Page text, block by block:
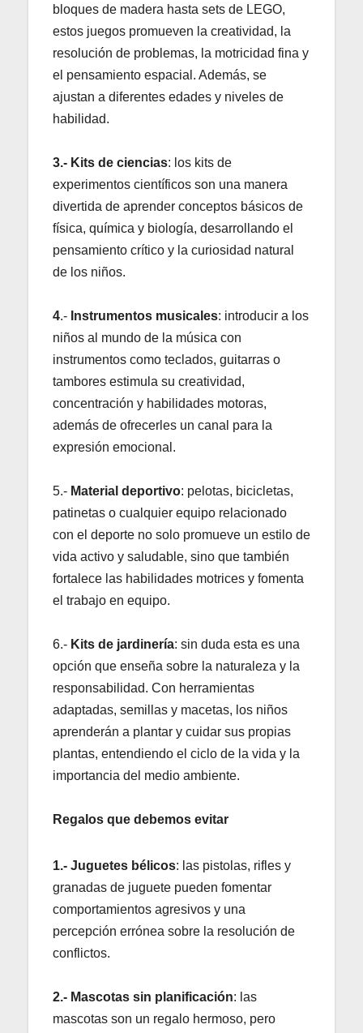
bloques de madera hasta sets de LEGO,
estos juegos promueven la creatividad, la
resolución de problemas, la motricidad fina y
el pensamiento espacial. Además, se
ajustan a diferentes edades y niveles de
habilidad.
3.- Kits de ciencias: los kits de
experimentos científicos son una manera
divertida de aprender conceptos básicos de
física, química y biología, desarrollando el
pensamiento crítico y la curiosidad natural
de los niños.
4.- Instrumentos musicales: introducir a los
niños al mundo de la música con
instrumentos como teclados, guitarras o
tambores estimula su creatividad,
concentración y habilidades motoras,
además de ofrecerles un canal para la
expresión emocional.
5.- Material deportivo: pelotas, bicicletas,
patinetas o cualquier equipo relacionado
con el deporte no solo promueve un estilo de
vida activo y saludable, sino que también
fortalece las habilidades motrices y fomenta
el trabajo en equipo.
6.- Kits de jardinería: sin duda esta es una
opción que enseña sobre la naturaleza y la
responsabilidad. Con herramientas
adaptadas, semillas y macetas, los niños
aprenderán a plantar y cuidar sus propias
plantas, entendiendo el ciclo de la vida y la
importancia del medio ambiente.
Regalos que debemos evitar
1.- Juguetes bélicos: las pistolas, rifles y
granadas de juguete pueden fomentar
comportamientos agresivos y una
percepción errónea sobre la resolución de
conflictos.
2.- Mascotas sin planificación: las
mascotas son un regalo hermoso, pero